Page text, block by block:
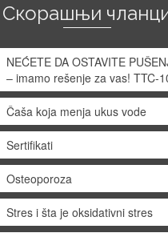
Скорашњи
NEĆETE DA OSTAVITE
– imamo rešenje za vas! TTC-
Čaša koja menja ukus vode
Sertifikati
Osteoporoza
Stres i šta je oksidativni stres